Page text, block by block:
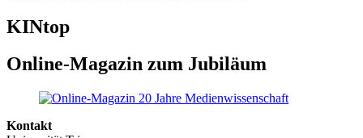
KINtop
Online-Magazin zum Jubiläum
Kontakt